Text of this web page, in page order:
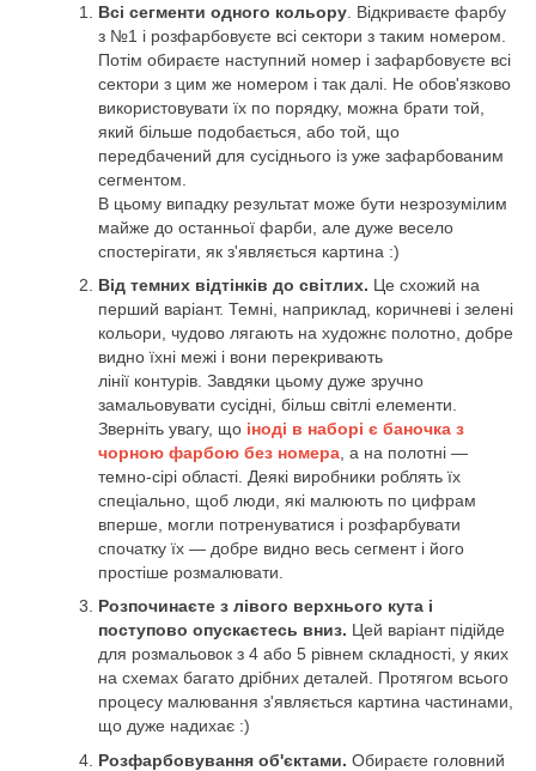
Всі сегменти одного кольору . Відкриваєте фарбу
з №1 і розфарбовуєте всі сектори з таким номером.
Потім обираєте наступний номер і зафарбовуєте всі
сектори з цим же номером і так далі. Не обов'язково
використовувати їх по порядку, можна брати той,
який більше подобається, або той, що
передбачений для сусіднього із уже зафарбованим
сегментом.
В цьому випадку результат може бути незрозумілим
майже до останньої фарби, але дуже весело
спостерігати, як з'являється картина :)
Від темних відтінків до світлих. Це схожий на
перший варіант. Темні, наприклад, коричневі і зелені
кольори, чудово лягають на художнє полотно, добре
видно їхні межі і вони перекривають
лінії контурів. Завдяки цьому дуже зручно
замальовувати сусідні, більш світлі елементи.
Зверніть увагу, що іноді в наборі є баночка з
чорною фарбою без номера , а на полотні —
темно-сірі області. Деякі виробники роблять їх
спеціально, щоб люди, які малюють по цифрам
вперше, могли потренуватися і розфарбувати
спочатку їх — добре видно весь сегмент і його
простіше розмалювати.
Розпочинаєте з лівого верхнього кута і
поступово опускаєтесь вниз. Цей варіант підійде
для розмальовок з 4 або 5 рівнем складності, у яких
на схемах багато дрібних деталей. Протягом всього
процесу малювання з'являється картина частинами,
що дуже надихає :)
Розфарбовування об'єктами. Обираєте головний